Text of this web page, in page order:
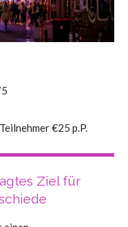
€25 p.P.
Ziel für